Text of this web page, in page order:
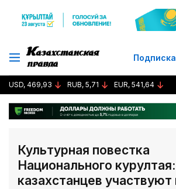
Подписка
USD, 469,93 RUB, 5,71 EUR, 541,64
Культурная повестка
Национального
казахстанцев участвуют